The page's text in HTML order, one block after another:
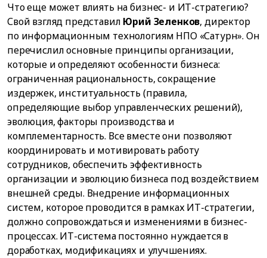
Что еще может влиять на бизнес- и ИТ-стратегию?
Свой взгляд представил Юрий Зеленков, директор
по информационным технологиям НПО «Сатурн». Он
перечислил основные принципы организации,
которые и определяют особенности бизнеса:
ограниченная рациональность, сокращение
издержек, институальность (правила,
определяющие выбор управленческих решений),
эволюция, факторы производства и
комплементарность. Все вместе они позволяют
координировать и мотивировать работу
сотрудников, обеспечить эффективность
организации и эволюцию бизнеса под воздействием
внешней среды. Внедрение информационных
систем, которое проводится в рамках ИТ-стратегии,
должно сопровождаться и изменениями в бизнес-
процессах. ИТ-система постоянно нуждается в
доработках, модификациях и улучшениях.